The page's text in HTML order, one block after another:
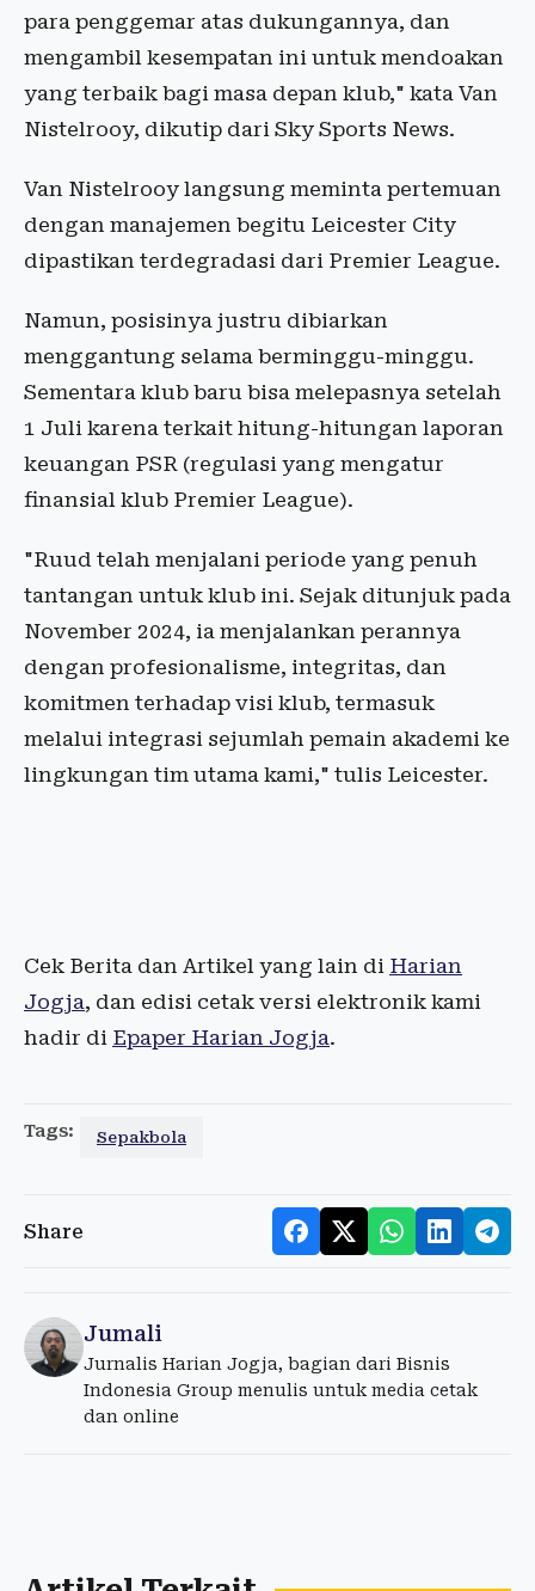
para penggemar atas dukungannya, dan
mengambil kesempatan ini untuk mendoakan
yang terbaik bagi masa depan klub," kata Van
Nistelrooy, dikutip dari Sky Sports News.
Van Nistelrooy langsung meminta pertemuan
dengan manajemen begitu Leicester City
dipastikan terdegradasi dari Premier League.
Namun, posisinya justru dibiarkan
menggantung selama berminggu-minggu.
Sementara klub baru bisa melepasnya setelah
1 Juli karena terkait hitung-hitungan laporan
keuangan PSR (regulasi yang mengatur
finansial klub Premier League).
"Ruud telah menjalani periode yang penuh
tantangan untuk klub ini. Sejak ditunjuk pada
November 2024, ia menjalankan perannya
dengan profesionalisme, integritas, dan
komitmen terhadap visi klub, termasuk
melalui integrasi sejumlah pemain akademi ke
lingkungan tim utama kami," tulis Leicester.
Cek Berita dan Artikel yang lain di Harian
Jogja, dan edisi cetak versi elektronik kami
hadir di Epaper Harian Jogja.
Tags: Sepakbola
Share
Jumali
Jurnalis Harian Jogja, bagian dari Bisnis
Indonesia Group menulis untuk media cetak
dan online